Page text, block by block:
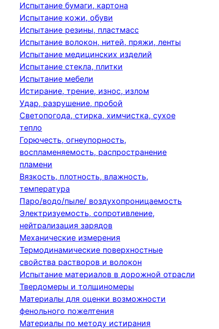
Испытание бумаги, картона
Испытание кожи, обуви
Испытание резины, пластмасс
Испытание волокон, нитей, пряжи, ленты
Испытание медицинских изделий
Испытание стекла, плитки
Испытание мебели
Истирание, трение, износ, излом
Удар, разрушение, пробой
Светопогода, стирка, химчистка, сухое
тепло
Горючесть, огнеупорность,
воспламеняемость, распространение
пламени
Вязкость, плотность, влажность,
температура
Паро/водо/пыле/ воздухопроницаемость
Электризуемость, сопротивление,
нейтрализация зарядов
Механические измерения
Термодинамические поверхностные
свойства растворов и волокон
Испытание материалов в дорожной отрасли
Твердомеры и толщиномеры
Материалы для оценки возможности
фенольного пожелтения
Материалы по методу истирания